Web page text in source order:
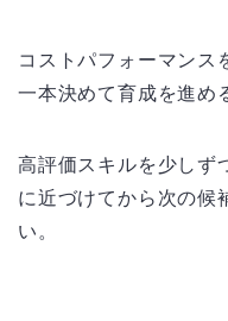
コストパフォーマンス
一本決めて育成を進め
高評価スキルを少し
に近づけてから次の候
い。